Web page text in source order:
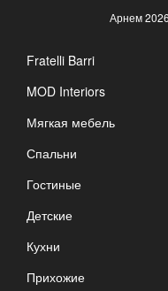
Арнем
Fratelli Barri
MOD Interiors
Мягкая мебель
Спальни
Гостиные
Детские
Кухни
Прихожие